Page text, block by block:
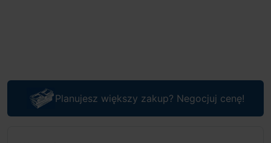
Planujesz większy zakup? Negocjuj cenę!